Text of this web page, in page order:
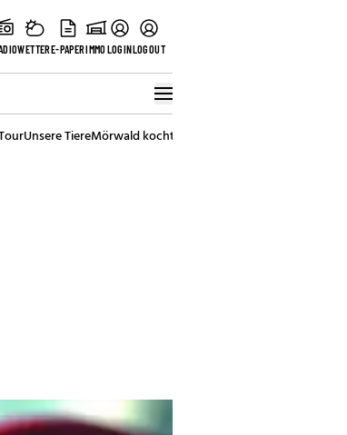
WETTERE-PAPERIMMOLOGINLOGOUT
Unsere TiereMörwald kocht